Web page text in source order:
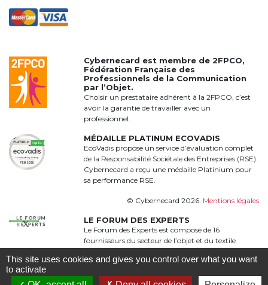
Cybernecard est membre de2FPCO,
Fédération Française des
Professionnels de la Communication
par l’Objet.
Choisir un prestataire adhérent à la 2FPCO, c’est
avoir la garantie de travailler avec un
professionnel.
MÉDAILLE PLATINUM ECOVADIS
EcoVadis propose un service d’évaluation complet
de la Responsabilité Sociétale des Entreprises (RSE).
Cybernecard a reçu une médaille Platinium pour
sa performance RSE.
© Cybernecard 2026. Mentions légales
LE FORUM DES EXPERTS
Le Forum des Experts est composé de 16
fournisseurs du secteur de l’objet et du textile
publicitaire qui proposent une offre complète,
qualitative et complémentaire à 360°
This site uses cookies and gives you control over what you want
to activate